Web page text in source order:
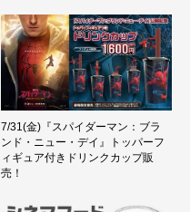
7/31(金)『スパイダーマン：ブラ
ンド・ニュー・デイ』トッパーフ
ィギュア付きドリンクカップ販
売！